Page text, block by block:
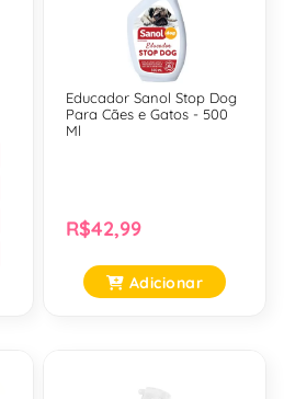
Educador Sanol Stop Dog
Para Cães e Gatos - 500
Ml
R$42,99
Adicionar